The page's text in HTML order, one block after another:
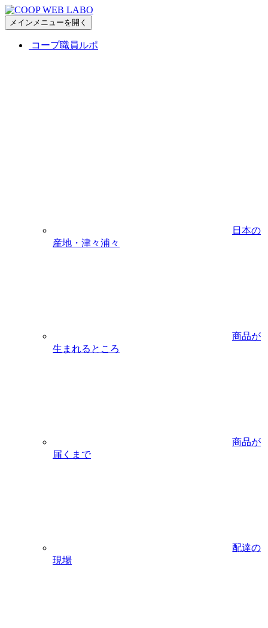
メインメニューを開く
コープ職員ルポ
日本の
産地・津々浦々
商品が
生まれるところ
商品が
届くまで
配達の
現場